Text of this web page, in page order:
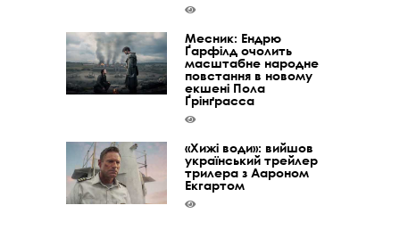
Месник: Ендрю
Ґарфілд очолить
масштабне народне
повстання в новому
екшені Пола
Ґрінґрасса
«Хижі води»: вийшов
український трейлер
трилера з Аароном
Екгартом